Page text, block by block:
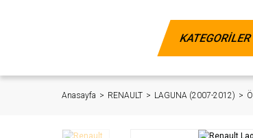
KATEGORİLER
Anasayfa RENAULT LAGUNA (2007-2012)